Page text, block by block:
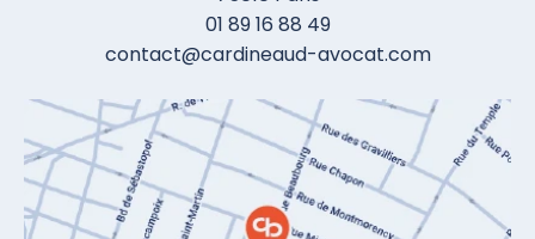
01 89 16 88 49
contact@cardineaud-avocat.com